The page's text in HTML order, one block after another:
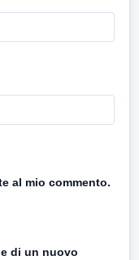
al mio commento.
di un nuovo